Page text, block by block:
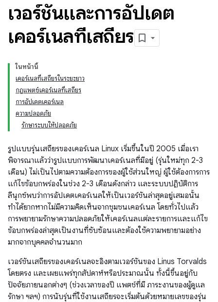
เวอร์ชันและการอัปเดต
เคอร์เนลที่เสถียร
ในหน้านี้
เคอร์เนลที่เสถียรในระยะยาว
กฎแพตช์เคอร์เนลที่เสถียร
การอัปเดตเคอร์เนล
ความปลอดภัย
รักษาระบบให้ปลอดภัย
รูปแบบรุ่นเสถียรของเคอร์เนล Linux เริ่มขึ้นในปี 2005 เมื่อเรา
พิจารณาแล้วว่ารูปแบบการพัฒนาเคอร์เนลที่มีอยู่ (รุ่นใหม่ทุก 2-3
เดือน) ไม่เป็นไปตามความต้องการของผู้ใช้ส่วนใหญ่ ผู้ใช้ต้องการการ
แก้ไขข้อบกพร่องในช่วง 2-3 เดือนดังกล่าว และระบบปฏิบัติการ
ลีนุกซ์พบว่าการอัปเดตเคอร์เนลให้เป็นเวอร์ชันล่าสุดอยู่เสมอนั้น
ทำได้ยากหากไม่มีความคิดเห็นจากชุมชนเคอร์เนล โดยทั่วไปแล้ว
การพยายามรักษาความปลอดภัยให้เคอร์เนลแต่ละรายการและแก้ไข
ข้อบกพร่องล่าสุดเป็นงานที่ซับซ้อนและต้องใช้ความพยายามอย่าง
มากจากบุคคลจำนวนมาก
เวอร์ชันเสถียรของเคอร์เนลจะอิงตามเวอร์ชันของ Linus Torvalds
โดยตรง และเผยแพร่ทุกสัปดาห์หรือประมาณนั้น ทั้งนี้ขึ้นอยู่กับ
ปัจจัยภายนอกต่างๆ (ช่วงเวลาของปี แพตช์ที่มี ภาระงานของผู้ดูแล
รักษา ฯลฯ) การนับรุ่นที่ใช้งานเสถียรจะเริ่มต้นด้วยหมายเลขของรุ่น